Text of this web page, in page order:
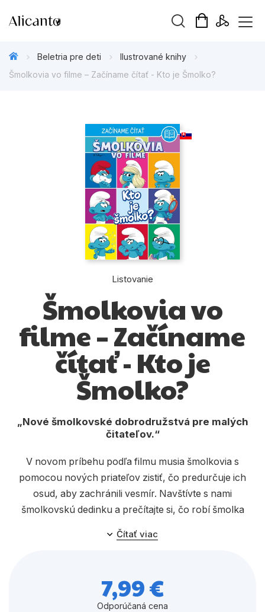
Beletria pre deti
Beletria pre dospelých
Darčekové publikácie
Doplnkový sortiment
Kalendáre, diáre
Počítače
Poézia
Populárno - náučné pre deti
Predškoláci
Výchova a pedagogika
Zdravie a životný štýl
Všetky kategórie
Beletria pre deti
Ilustrované knihy
Šmolkovia vo filme – Začíname čítať - Kto je Šmolko?
Listovanie
Šmolkovia vo
filme – Začíname
čítať - Kto je
Šmolko?
Nové šmolkovské dobrodružstvá pre malých
čitateľov.
V novom príbehu podľa filmu musia šmolkovia s
pomocou nových priateľov zistiť, čo predurčuje ich
osud, aby zachránili vesmír. Navštívte s nami
šmolkovskú dedinku a prečítajte si, čo robí šmolka
šmolkom. Spoločne s partiou modrých kamarátov si
zároveň precvičíte svoje čitateľské znalosti.
Čítať viac
7,99 €
Odporúčaná cena